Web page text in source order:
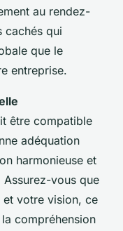
au rendez-
cachés qui
que le
entreprise.
être compatible
adéquation
harmonieuse et
Assurez-vous que
et votre vision, ce
compréhension